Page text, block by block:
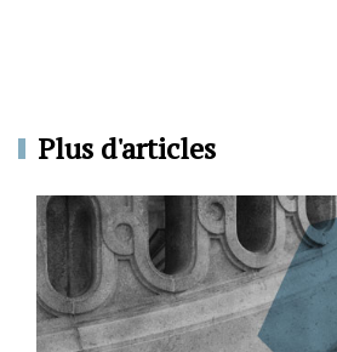
Plus d'articles